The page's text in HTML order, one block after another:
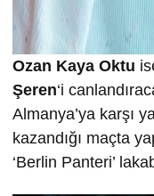
Ozan Kaya Oktu
Şeren‘i
Almanya’ya karşı
kazandığı maçta
‘Berlin Panteri’